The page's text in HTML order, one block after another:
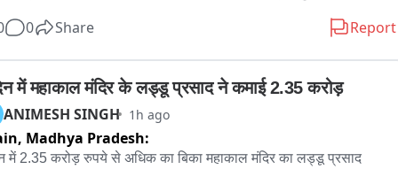
व्यवस्था का लाभ ले रहे हैं। temple समिति द्वारा जारी आंकड़ों के अनुसार 30
से मंदिर समिति को कुल 3 करोड़ 50 लाख 57 हजार रुपये की आय हुई।
टिकट ऑनलाइन और 1 लाख 7 हजार 738 टिकट काउंटर से बेचे गए।
समिति के अनुसार शीघ्र दर्शन से प्राप्त इस राशि का उपयोग श्रद्धालुओं को बेहतर
0 Share Report
में महाकाल मंदिर के लड्डू प्रसाद ने कमाई 2.35 करोड़
ANIMESH SINGH 1h ago
Madhya Pradesh:
में 2.35 करोड़ रुपये से अधिक का बिका महाकाल मंदिर का लड्डू प्रसाद